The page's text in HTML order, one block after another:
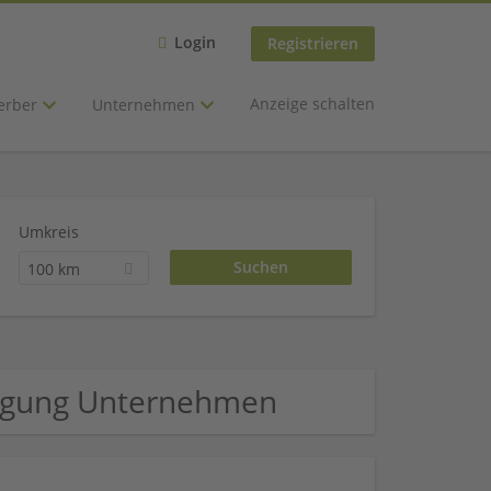
Login Registrieren
Unternehmen Anzeige schalten
Umkreis
100 km
Unternehmen